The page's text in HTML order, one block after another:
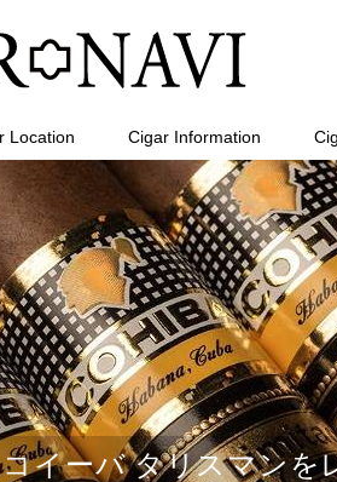
Location Cigar Information
コイーバ タリスマンを